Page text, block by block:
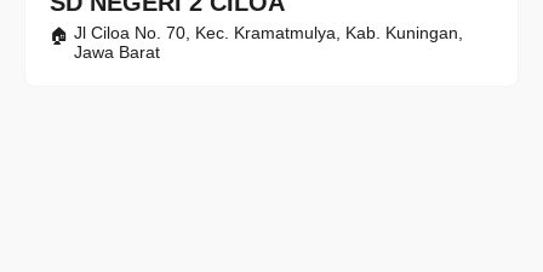
Jl Ciloa No. 70, Kec. Kramatmulya, Kab. Kuningan,
Jawa Barat